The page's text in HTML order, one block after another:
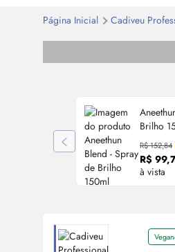
Página Inicial Cadiveu
Brilho
R$ 152,84
R$
à vista